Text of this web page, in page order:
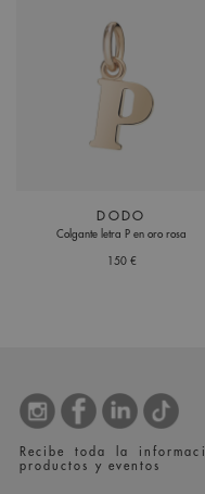
DODO
Colgante letra P en oro rosa
150 €
Recibe toda la
productos y eventos